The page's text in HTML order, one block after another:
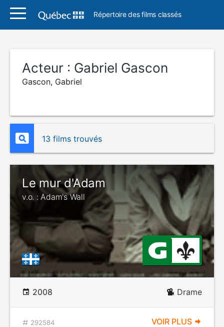
Répertoire des films classés
Acteur : Gabriel Gascon
Gascon, Gabriel
13 films trouvés
Le mur d'Adam
v.o. : Adam's Wall
2008 Drame
292584 VOIR PLUS